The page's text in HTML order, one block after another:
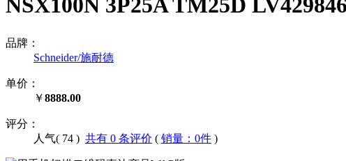
品牌：
Schneider/施耐德
单价：
￥8888.00
评分：
人气( 74 ) 共有 0 条评价 ( 销量：0件 )